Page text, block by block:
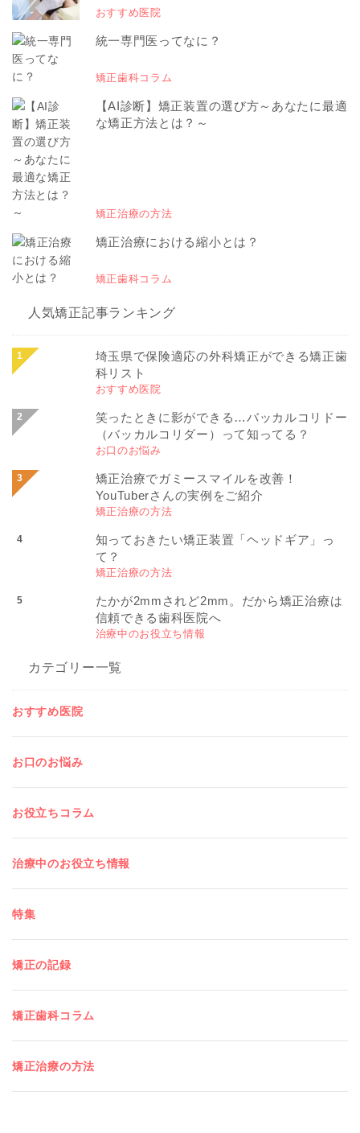
おすすめ医院
統一専門医ってなに？
矯正歯科コラム
【AI診断】矯正装置の選び方～あなたに最適
な矯正方法とは？～
矯正治療の方法
矯正治療における縮小とは？
矯正歯科コラム
人気矯正記事ランキング
埼玉県で保険適応の外科矯正ができる矯正歯
科リスト
おすすめ医院
笑ったときに影ができる…バッカルコリドー
（バッカルコリダー）って知ってる？
お口のお悩み
矯正治療でガミースマイルを改善！
YouTuberさんの実例をご紹介
矯正治療の方法
知っておきたい矯正装置「ヘッドギア」っ
て？
矯正治療の方法
たかが2mmされど2mm。だから矯正治療は
信頼できる歯科医院へ
治療中のお役立ち情報
カテゴリー一覧
おすすめ医院
お口のお悩み
お役立ちコラム
治療中のお役立ち情報
特集
矯正の記録
矯正歯科コラム
矯正治療の方法